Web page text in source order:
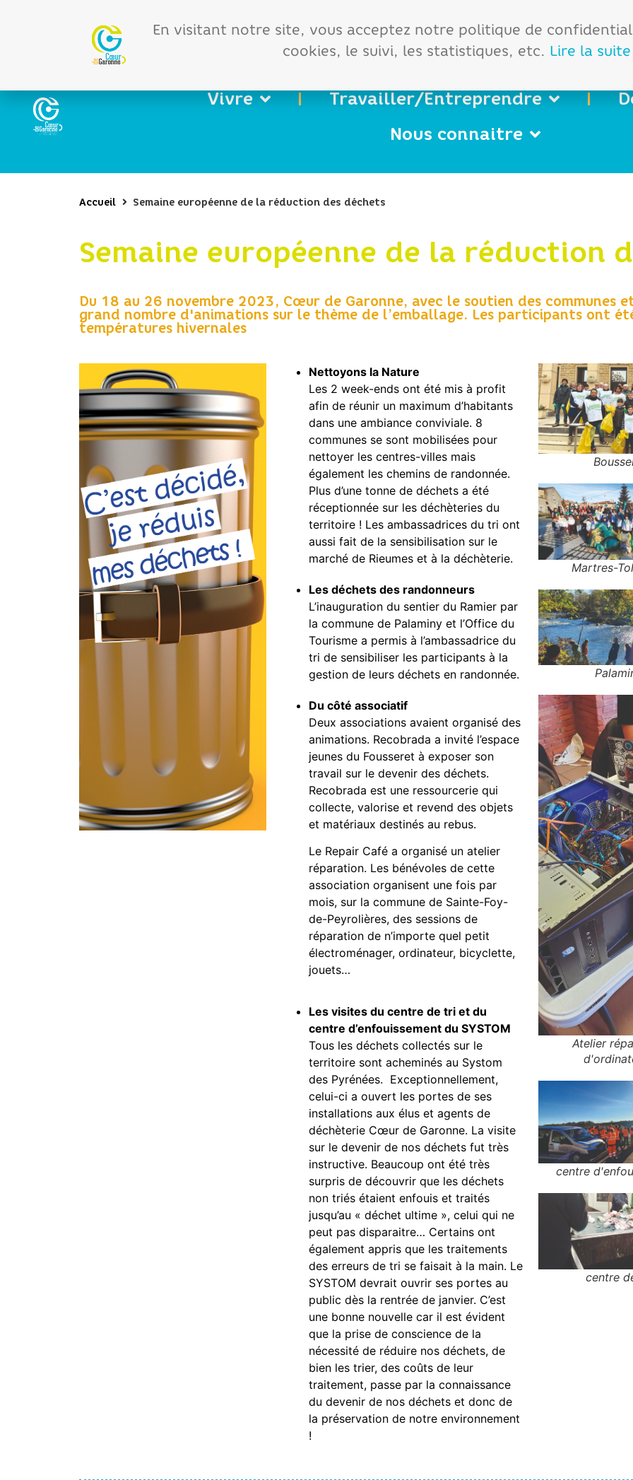
Vivre Travailler/Entreprendre
Nous connaitre
Accueil Semaine européenne de la réduction des déchets
Semaine européenne de la réduction
Du 18 au 26 novembre 2023, Cœur de Garonne, avec le soutien des communes
grand nombre d'animations sur le thème de l’emballage. Les participants ont
températures hivernales
Nettoyons la Nature
Les 2 week-ends ont été mis à profit
afin de réunir un maximum d’habitants
dans une ambiance conviviale. 8
communes se sont mobilisées pour
nettoyer les centres-villes mais
également les chemins de randonnée.
Plus d’une tonne de déchets a été
réceptionnée sur les déchèteries du
territoire ! Les ambassadrices du tri ont
aussi fait de la sensibilisation sur le
marché de Rieumes et à la déchèterie.
Les déchets des randonneurs
L’inauguration du sentier du Ramier par
la commune de Palaminy et l’Office du
Tourisme a permis à l’ambassadrice du
tri de sensibiliser les participants à la
gestion de leurs déchets en randonnée.
Du côté associatif
Deux associations avaient organisé des
animations. Recobrada a invité l’espace
jeunes du Fousseret à exposer son
travail sur le devenir des déchets.
Recobrada est une ressourcerie qui
collecte, valorise et revend des objets
et matériaux destinés au rebus.
Le Repair Café a organisé un atelier
réparation. Les bénévoles de cette
association organisent une fois par
mois, sur la commune de Sainte-Foy-
de-Peyrolières, des sessions de
réparation de n’importe quel petit
électroménager, ordinateur, bicyclette,
jouets…
Les visites du centre de tri et du
centre d’enfouissement du SYSTOM
Tous les déchets collectés sur le
territoire sont acheminés au Systom
des Pyrénées. Exceptionnellement,
celui-ci a ouvert les portes de ses
installations aux élus et agents de
déchèterie Cœur de Garonne. La visite
sur le devenir de nos déchets fut très
instructive. Beaucoup ont été très
surpris de découvrir que les déchets
non triés étaient enfouis et traités
jusqu’au « déchet ultime », celui qui ne
peut pas disparaitre… Certains ont
également appris que les traitements
des erreurs de tri se faisait à la main. Le
SYSTOM devrait ouvrir ses portes au
public dès la rentrée de janvier. C’est
une bonne nouvelle car il est évident
que la prise de conscience de la
nécessité de réduire nos déchets, de
bien les trier, des coûts de leur
traitement, passe par la connaissance
du devenir de nos déchets et donc de
la préservation de notre environnement
!
Martres-
Atelier
centre
centre
En visitant notre site, vous acceptez notre politique de
cookies, le suivi, les statistiques, etc. Lire la suite